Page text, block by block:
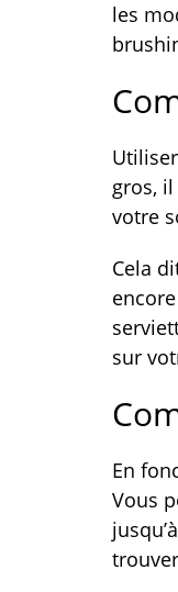
les
gros,
votre
Cela
sur
En
Vous